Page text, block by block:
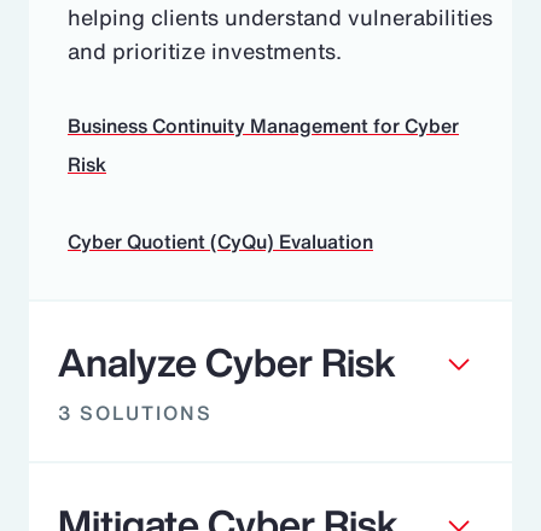
helping clients understand vulnerabilities
and prioritize investments.
Business Continuity Management for Cyber
Risk
Cyber Quotient (CyQu) Evaluation
Analyze Cyber Risk
3 SOLUTIONS